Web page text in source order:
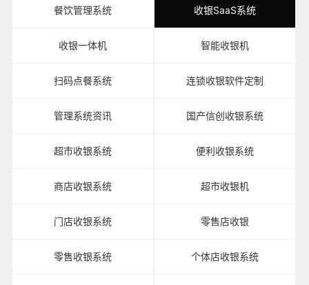
餐饮管理系统 收银SaaS系统
收银一体机 智能收银机
扫码点餐系统 连锁收银软件定制
管理系统资讯 国产信创收银系统
超市收银系统 便利收银系统
商店收银系统 超市收银机
门店收银系统 零售店收银
零售收银系统 个体店收银系统